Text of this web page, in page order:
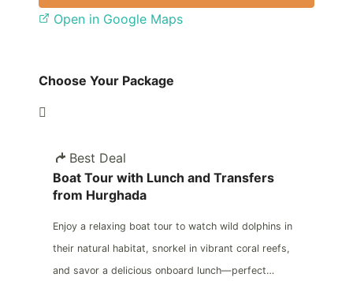
Open in Google Maps
Choose Your Package
Best Deal
Boat Tour with Lunch and Transfers
from Hurghada
Enjoy a relaxing boat tour to watch wild dolphins in
their natural habitat, snorkel in vibrant coral reefs,
and savor a delicious onboard lunch—perfect…